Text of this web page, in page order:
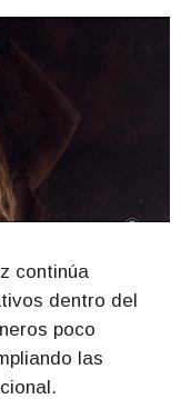
continúa
dentro del
poco
las